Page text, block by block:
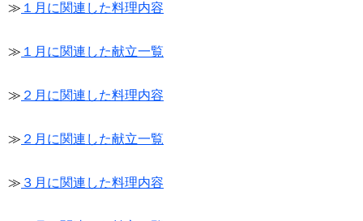
≫ １月に関連した料理内容
≫ １月に関連した献立一覧
≫ ２月に関連した料理内容
≫ ２月に関連した献立一覧
≫ ３月に関連した料理内容